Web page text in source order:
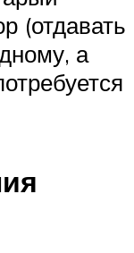
(отдавать
а